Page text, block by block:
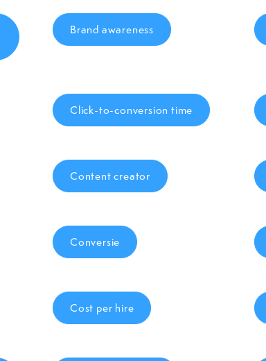
Brand awareness
Click-to-conversion time
Content creator
Conversie
Cost per hire